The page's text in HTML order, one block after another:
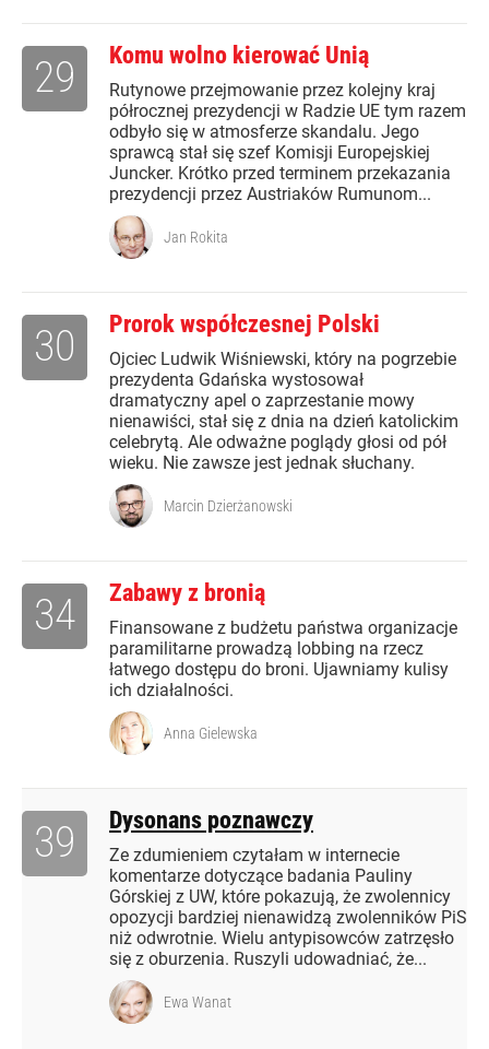
Komu wolno kierować Unią
Rutynowe przejmowanie przez kolejny kraj
półrocznej prezydencji w Radzie UE tym razem
odbyło się w atmosferze skandalu. Jego
sprawcą stał się szef Komisji Europejskiej
Juncker. Krótko przed terminem przekazania
prezydencji przez Austriaków Rumunom...
29
Jan Rokita
Prorok współczesnej Polski
Ojciec Ludwik Wiśniewski, który na pogrzebie
prezydenta Gdańska wystosował
dramatyczny apel o zaprzestanie mowy
nienawiści, stał się z dnia na dzień katolickim
celebrytą. Ale odważne poglądy głosi od pół
wieku. Nie zawsze jest jednak słuchany.
30
Marcin Dzierżanowski
Zabawy z bronią
Finansowane z budżetu państwa organizacje
paramilitarne prowadzą lobbing na rzecz
łatwego dostępu do broni. Ujawniamy kulisy
ich działalności.
34
Anna Gielewska
Dysonans poznawczy
Ze zdumieniem czytałam w internecie
komentarze dotyczące badania Pauliny
Górskiej z UW, które pokazują, że zwolennicy
opozycji bardziej nienawidzą zwolenników PiS
niż odwrotnie. Wielu antypisowców zatrzęsło
się z oburzenia. Ruszyli udowadniać, że...
39
Ewa Wanat